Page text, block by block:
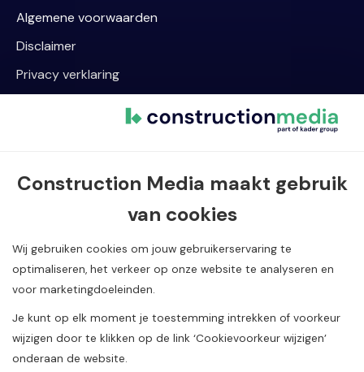
Algemene voorwaarden
Disclaimer
Privacy verklaring
Van Dijklaan 5, 5581 WG Waalre
040 720 08 55
info@constructionmedia.nl
Construction Media maakt gebruik
van cookies
Wij gebruiken cookies om jouw gebruikerservaring te
optimaliseren, het verkeer op onze website te analyseren en
voor marketingdoeleinden.
Je kunt op elk moment je toestemming intrekken of voorkeur
wijzigen door te klikken op de link ‘Cookievoorkeur wijzigen’
onderaan de website.